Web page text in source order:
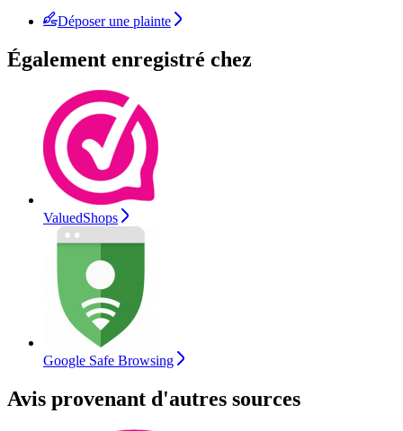
Déposer une plainte
Également enregistré chez
ValuedShops
Google Safe Browsing
Avis provenant d'autres sources